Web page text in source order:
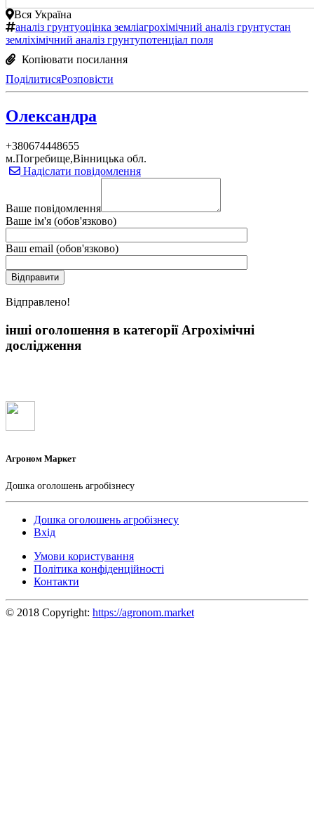
Вся Україна
аналіз грунтуоцінка земліагрохімічний аналіз грунтустан
земліхімічний аналіз грунтупотенціал поля
Копіювати посилання
ПоділитисяРозповісти
Олександра
+380674448655
м.Погребище,Вінницька обл.
Надіслати повідомлення
Ваше повідомлення
Ваше ім'я (обов'язково)
Ваш email (обов'язково)
Вiдправлено!
інші оголошення в категорії Агрохімічні
дослідження
Агроном Маркет
Дошка оголошень агробізнесу
Дошка оголошень агробізнесу
Вхід
Умови користування
Політика конфіденційності
Контакти
© 2018 Copyright: https://agronom.market